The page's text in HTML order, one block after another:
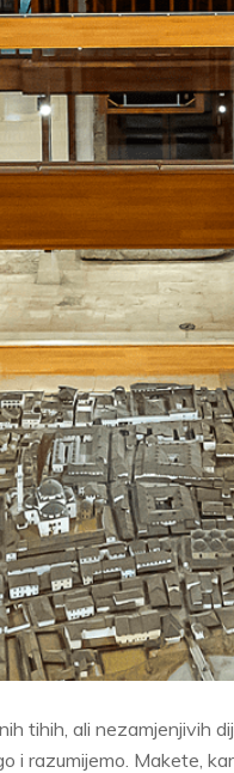
tihih, ali nezamjenjivih
i razumijemo. Makete,